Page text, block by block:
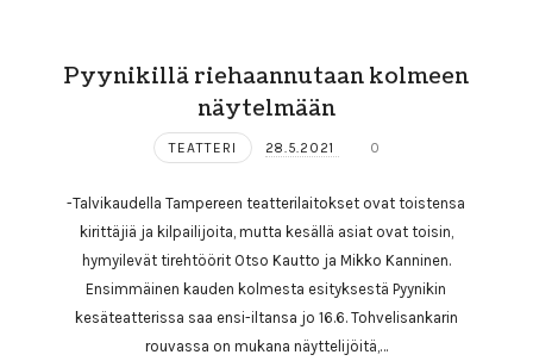
Pyynikillä riehaannutaan kolmeen
näytelmään
TEATTERI 28.5.2021 0
-Talvikaudella Tampereen teatterilaitokset ovat toistensa
kirittäjiä ja kilpailijoita, mutta kesällä asiat ovat toisin,
hymyilevät tirehtöörit Otso Kautto ja Mikko Kanninen.
Ensimmäinen kauden kolmesta esityksestä Pyynikin
kesäteatterissa saa ensi-iltansa jo 16.6. Tohvelisankarin
rouvassa on mukana näyttelijöitä,…